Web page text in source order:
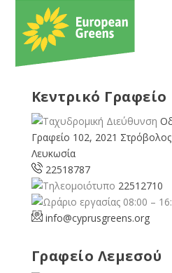
Κεντρικό Γραφείο
Γραφείο 102, 2021
Λευκωσία
22518787
22512710
08:00 –
info@cyprusgreens.org
Γραφείο Λεμεσού